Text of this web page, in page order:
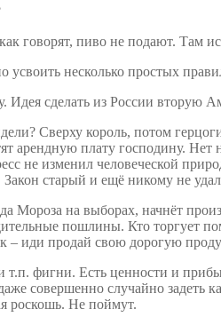
говорят, пиво не подают. Там
несколько простых
сделать из России вторую
Сверху король, потом
арендную плату господину.
не изменил человеческой
старый и ещё никому не
Мороза на выборах, начнёт
пошлины. Кто торгует
– иди продай свою дорогую
фигни. Есть ценности и
совершенно случайно
роскошь. Не поймут.